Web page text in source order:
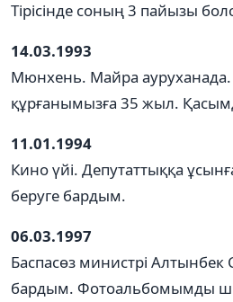
Тірісінде соның 3 пайызы
14.03.1993
Мюнхень. Майра ауруханада.
құрғанымызға 35 жыл.
11.01.1994
Кино үйі. Депутаттыққа
беруге бардым.
06.03.1997
Баспасөз министрі Алтынбек
бардым. Фотоальбомымды